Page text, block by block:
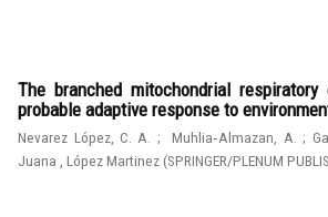
The branched mitochondrial
probable adaptive response to
Nevarez López, C. A. ; Muhlia‑Almazan, A.;
Juana , López Martinez (SPRINGER/PLENUM